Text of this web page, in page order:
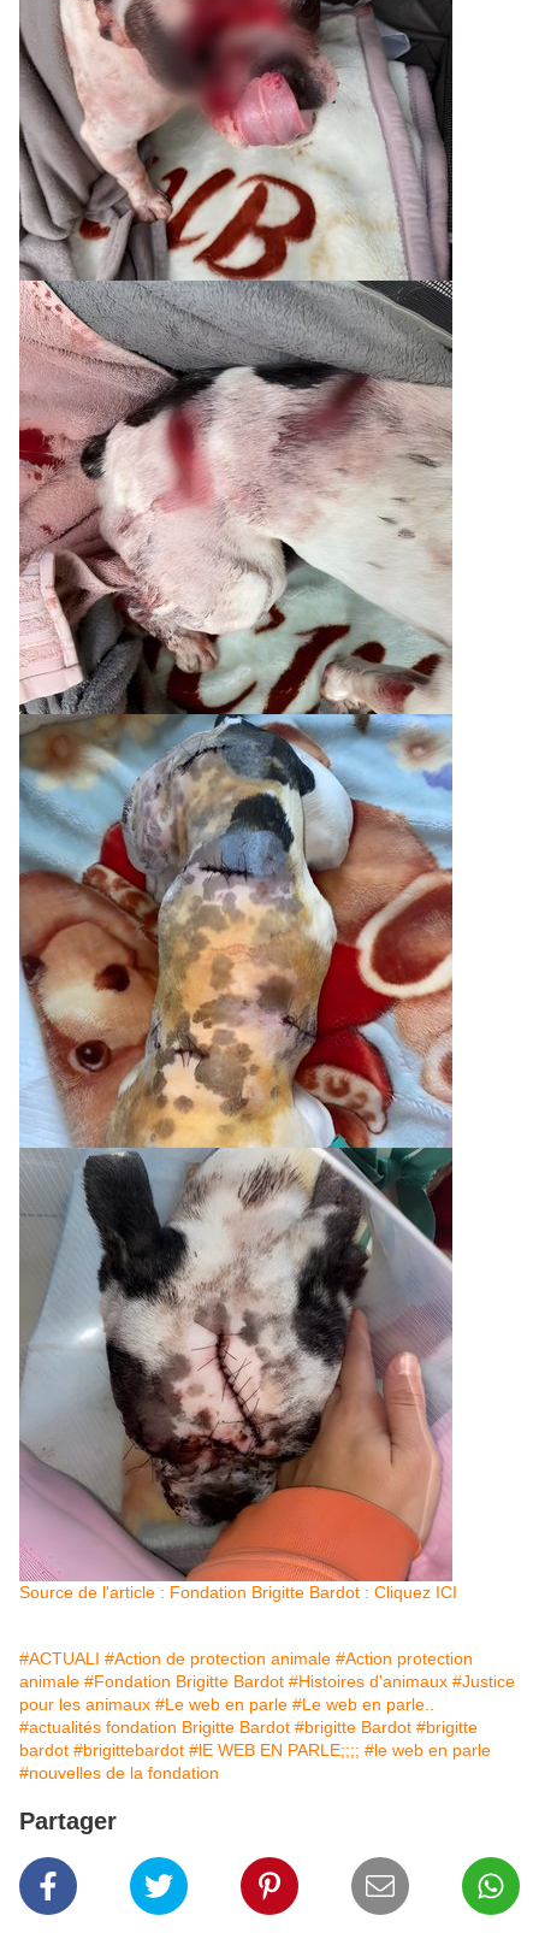
Source de l'article : Fondation Brigitte Bardot : Cliquez ICI
#ACTUALI #Action de protection animale #Action protection
animale #Fondation Brigitte Bardot #Histoires d'animaux #Justice
pour les animaux #Le web en parle #Le web en parle..
#actualités fondation Brigitte Bardot #brigitte Bardot #brigitte
bardot #brigittebardot #lE WEB EN PARLE;;;; #le web en parle
#nouvelles de la fondation
Partager